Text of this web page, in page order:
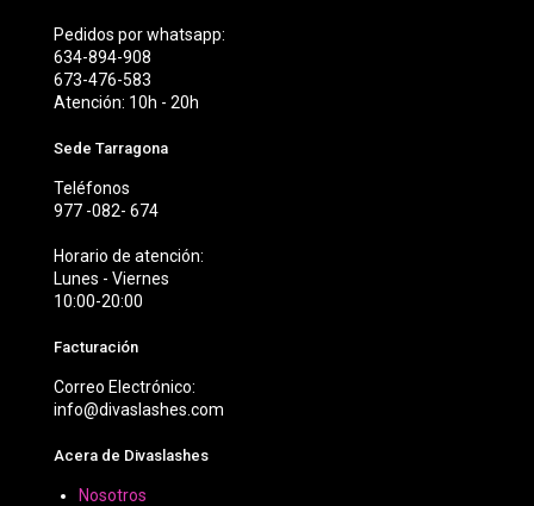
Pedidos por whatsapp:
634-894-908
673-476-583
Atención: 10h - 20h
Sede Tarragona
Teléfonos
977 -082- 674
Horario de atención:
Lunes - Viernes
10:00-20:00
Facturación
Correo Electrónico:
info@divaslashes.com
Acera de Divaslashes
Nosotros